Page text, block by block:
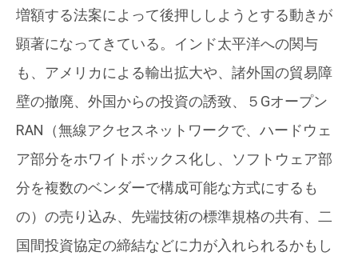
増額する法案によって後押ししようとする動きが
顕著になってきている。インド太平洋への関与
も、アメリカによる輸出拡大や、諸外国の貿易障
壁の撤廃、外国からの投資の誘致、５Gオープン
RAN（無線アクセスネットワークで、ハードウェ
ア部分をホワイトボックス化し、ソフトウェア部
分を複数のベンダーで構成可能な方式にするも
の）の売り込み、先端技術の標準規格の共有、二
国間投資協定の締結などに力が入れられるかもし